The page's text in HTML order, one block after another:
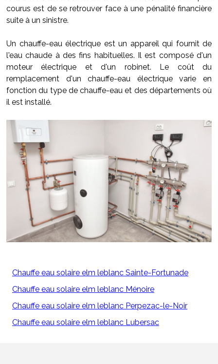
courus est de se retrouver face à une pénalité financière
suite à un sinistre.
Un chauffe-eau électrique est un appareil qui fournit de
l'eau chaude à des fins habituelles. Il est composé d'un
moteur électrique et d'un robinet. Le coût du
remplacement d'un chauffe-eau électrique varie en
fonction du type de chauffe-eau et des départements où
il est installé.
Chauffe eau solaire elm leblanc Sainte-Fortunade
Chauffe eau solaire elm leblanc Ménoire
Chauffe eau solaire elm leblanc Perpezac-le-Noir
Chauffe eau solaire elm leblanc Lubersac